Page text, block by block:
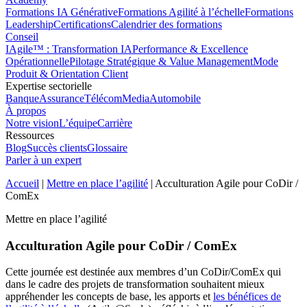
Formations IA GénérativeFormations Agilité à l’échelleFormations
LeadershipCertificationsCalendrier des formations
Conseil
IAgile™ : Transformation IAPerformance & Excellence
OpérationnellePilotage Stratégique & Value ManagementMode
Produit & Orientation Client
Expertise sectorielle
BanqueAssuranceTélécomMediaAutomobile
À propos
Notre visionL’équipeCarrière
Ressources
BlogSuccès clientsGlossaire
Parler à un expert
Accueil | Mettre en place l’agilité | Acculturation Agile pour CoDir /
ComEx
Mettre en place l’agilité
Acculturation Agile pour CoDir / ComEx
Cette journée est destinée aux membres d’un CoDir/ComEx qui
dans le cadre des projets de transformation souhaitent mieux
appréhender les concepts de base, les apports etles bénéfices de